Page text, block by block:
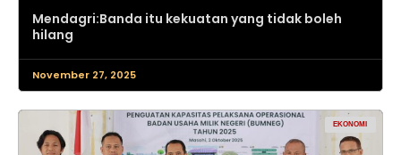
Mendagri:Banda itu kekuatan yang tidak boleh
hilang
November 27, 2025
EKONOMI